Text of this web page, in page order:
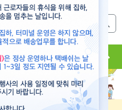
용품 현수막 콘텐츠